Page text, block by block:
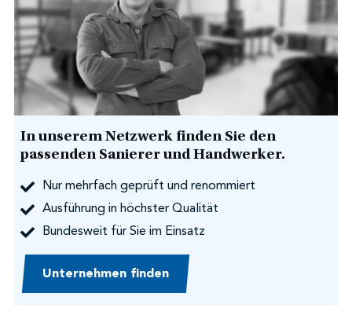
In unserem Netzwerk finden Sie den
passenden Sanierer und Handwerker.
Nur mehrfach geprüft und renommiert
Ausführung in höchster Qualität
Bundesweit für Sie im Einsatz
Unternehmen finden